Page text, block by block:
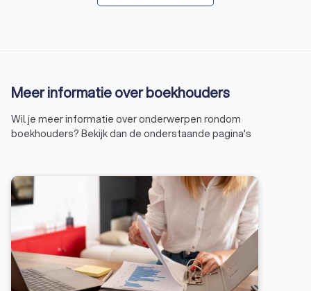
Meer informatie over boekhouders
Wil je meer informatie over onderwerpen rondom
boekhouders? Bekijk dan de onderstaande pagina's